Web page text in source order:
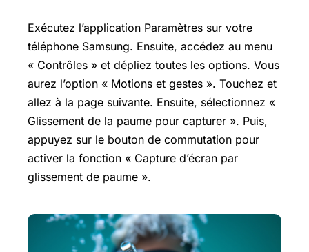
Exécutez l’application Paramètres sur votre
téléphone Samsung. Ensuite, accédez au menu
« Contrôles » et dépliez toutes les options. Vous
aurez l’option « Motions et gestes ». Touchez et
allez à la page suivante. Ensuite, sélectionnez «
Glissement de la paume pour capturer ». Puis,
appuyez sur le bouton de commutation pour
activer la fonction « Capture d’écran par
glissement de paume ».